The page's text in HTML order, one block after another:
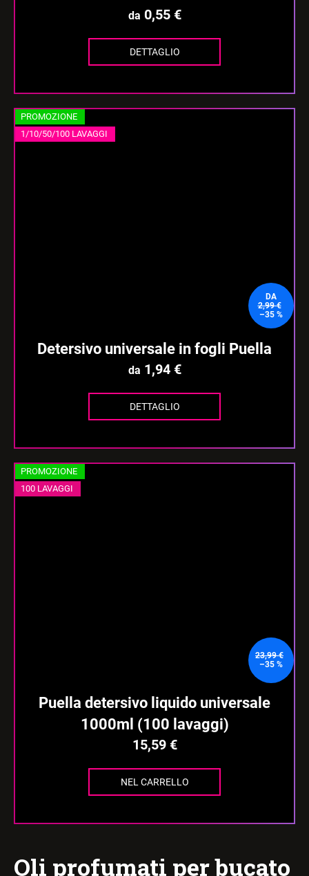
da 0,55 €
DETTAGLIO
PROMOZIONE
1/10/50/100 LAVAGGI
DA
2,99 €
–35 %
Detersivo universale in fogli Puella
da 1,94 €
DETTAGLIO
PROMOZIONE
100 LAVAGGI
23,99 €
–35 %
Puella detersivo liquido universale
1000ml (100 lavaggi)
15,59 €
NEL CARRELLO
Oli profumati per bucato